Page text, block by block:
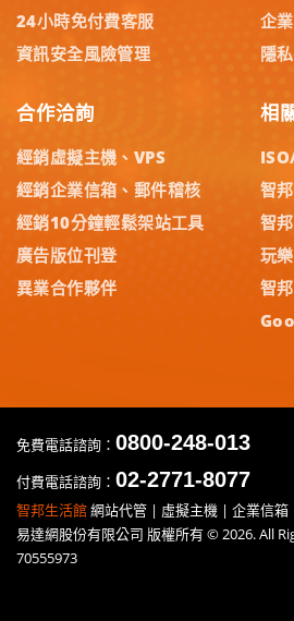
24小時免付費客服
資訊安全風險管理
企
隱
合作洽詢
經銷虛擬主機、VPS
經銷企業信箱、郵件稽核
經銷10分鐘輕鬆架站工具
廣告版位刊登
異業合作夥伴
相
智
智
玩
智
免費電話諮詢： 0800-248-013
付費電話諮詢： 02-2771-8077
智邦生活館網站代管 | 虛擬主機 | 企業信箱
易達網股份有限公司 版權所有 © 2026. All
70555973